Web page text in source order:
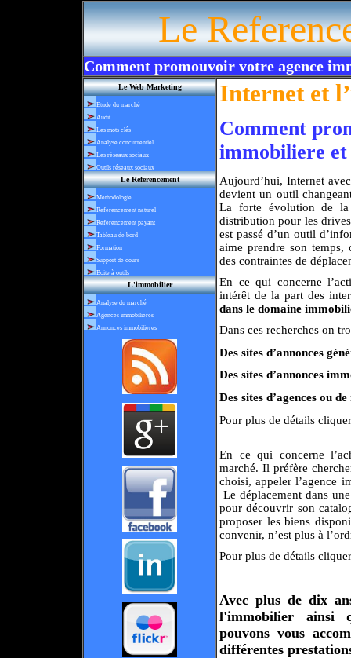
Le
Comment promouvoir votre agence
Le Web Marketing
Etude du marché
Audit
Les mots clés
Analyse concurrentiel
Les réseaux sociaux
Outils réseaux sociaux
Le Referencement
Methodologie
Referencement naturel
Referencement payant
Tableau de bord
Formation
Support de cours
Boite à outils
L'immobilier
Analyse du marché
Agences immobilieres
Annonces immobilieres
Internet et
Comment
immobiliere et
Aujourd’hui, Internet
devient un outil
La forte évolution de la
distribution pour les
est passé d’un outil
aime prendre son temps,
des contraintes de
En ce qui concerne
intérêt de la part des
dans le domaine
Dans ces recherches on
Des sites d’annonces
Des sites d’annonces
Des sites d’agences ou de
Pour plus de détails
En ce qui concerne
marché. Il préfère
choisi, appeler l’agence
Le déplacement dans
pour découvrir son
proposer les biens
convenir, n’est plus à
Pour plus de détails
Avec plus de dix
l'immobilier ainsi
pouvons vous
différentes